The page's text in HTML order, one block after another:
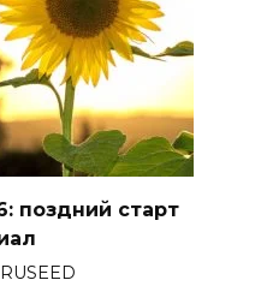
поздний старт